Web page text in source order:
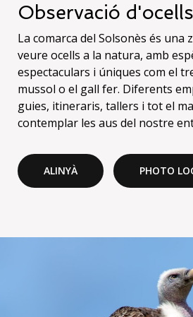
Observació d'ocells
La comarca del Solsonès és una
veure ocells a la natura, amb
espectaculars i úniques com el
mussol o el gall fer. Diferents
guies, itineraris, tallers i tot el
contemplar les aus del nostre
ALINYÀ PHOTO